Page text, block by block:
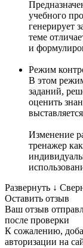
учебного
генерирует
теме
и
Режим
В этом
заданий,
оценить
Изменение
тренажер
Развернуть ↓
Оставить отзыв
Ваш отзыв
после проверки
К сожалению,
авторизации на